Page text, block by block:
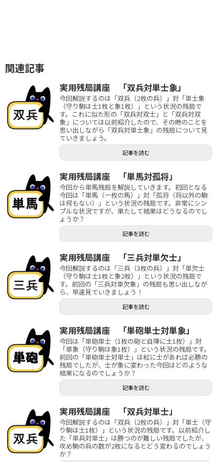
関連記事
実用残局講座 「双兵対単士象」
今回解説するのは「双兵（2枚の兵）」対「単士象
（守り駒は士1枚と象1枚）」という状況の残局で
す。これに似た形の「双兵対双士」と「双兵対双
象」については以前紹介したので、その時のことを
思い出しながら「双兵対単士象」の残局について見
ていきましょう。
記事を読む
実用残局講座 「単馬対孤将」
今回から単馬残局を解説していきます。初回となる
今回は「単馬（一枚の馬）」対「孤将（将以外の駒
は何もない）」という状況の残局です。非常にシン
プルな状況ですが、果たして結果はどうなるのでし
ょうか？
記事を読む
実用残局講座 「三兵対単欠士」
今回解説するのは「三兵（3枚の兵）」対「単欠士
（守り駒は士1枚と象2枚）」という状況の残局で
す。前回の「三兵対単欠象」の残局も思い出しなが
ら、早速見ていきましょう！
記事を読む
実用残局講座 「単砲単士対単象」
今回は「単砲単士（1枚の砲と自陣に士1枚）」対
「単象（守り駒は象1枚）」という状況の残局です。
前回の「単砲単士対単士」は紅に士があれば必勝の
残局でしたが、士が象に変わった今回はどのような
結果になるのでしょうか？
記事を読む
実用残局講座 「双兵対単士」
今回解説するのは「双兵（2枚の兵）」対「単士（守
り駒は士1枚）」という状況の残局です。以前紹介し
た「単兵対単士」は勝つのが難しい残局でしたが、
攻め駒の兵の数が2枚になるとどう変わるのでしょう
か？